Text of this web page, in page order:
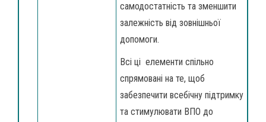
самодостатність та зменшити
залежність від зовнішньої
допомоги.
Всі ці елементи спільно
спрямовані на те, щоб
забезпечити всебічну підтримку
та стимулювати ВПО до